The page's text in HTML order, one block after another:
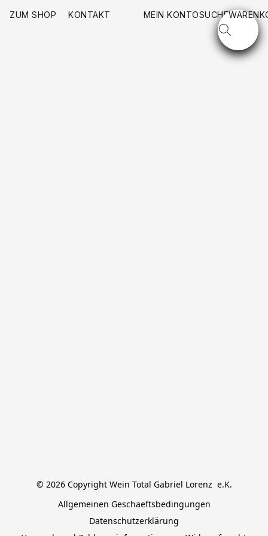
ZUM SHOP KONTAKT MEIN KONTOSUCHE
© 2026 Copyright Wein Total Gabriel Lorenz  e.K.
Allgemeinen Geschaeftsbedingungen
Datenschutzerklärung